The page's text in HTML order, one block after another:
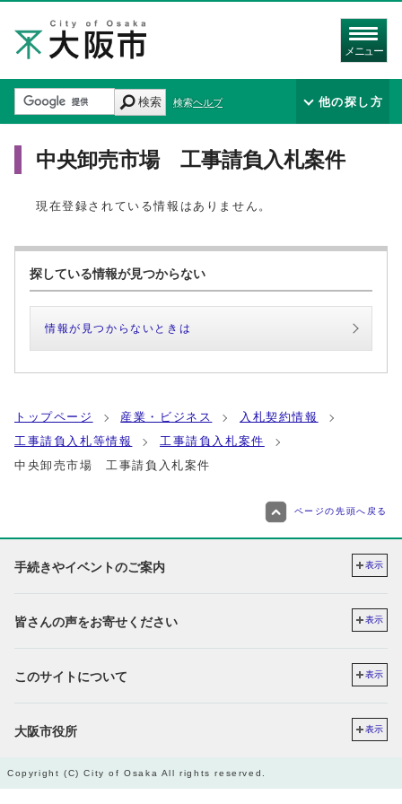
メニュー
検索 検索ヘルプ 他の探し方
中央卸売市場 工事請負入札案件
現在登録されている情報はありません。
探している情報が見つからない
情報が見つからないときは
トップページ 産業・ビジネス
入札契約情報
工事請負入札等情報
工事請負入札案件
中央卸売市場 工事請負入札案件
ページの先頭へ戻る
手続きやイベントのご案内 表示
皆さんの声をお寄せください 表示
このサイトについて 表示
大阪市役所 表示
Copyright (C) City of Osaka All rights reserved.